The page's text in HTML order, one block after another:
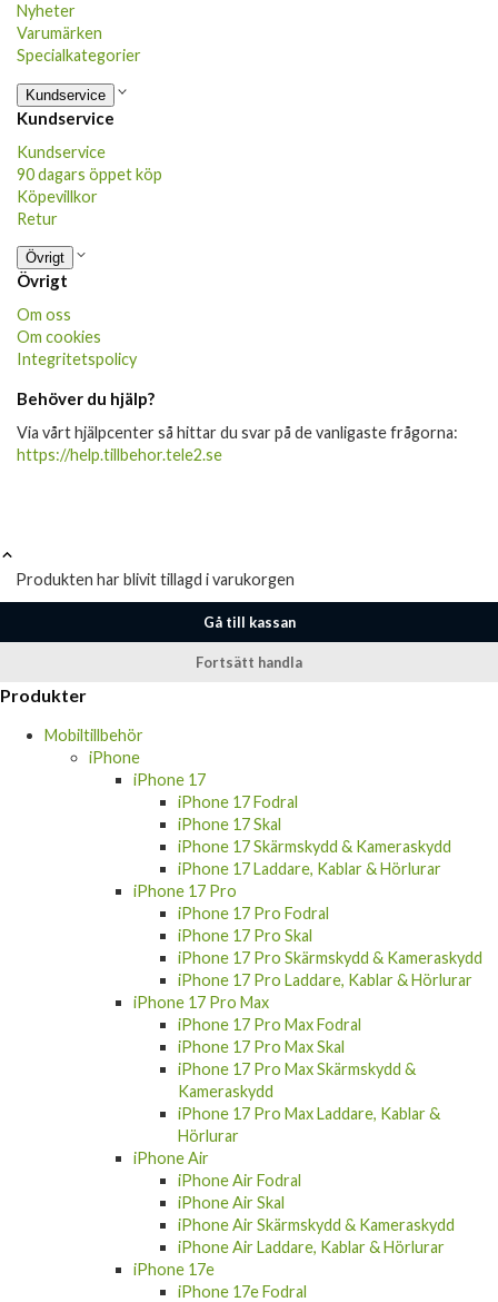
Nyheter
Varumärken
Specialkategorier
Kundservice
Kundservice
Kundservice
90 dagars öppet köp
Köpevillkor
Retur
Övrigt
Övrigt
Om oss
Om cookies
Integritetspolicy
Behöver du hjälp?
Via vårt hjälpcenter så hittar du svar på de vanligaste frågorna:
https://help.tillbehor.tele2.se
Produkten har blivit tillagd i varukorgen
Gå till kassan
Fortsätt handla
Produkter
Mobiltillbehör
iPhone
iPhone 17
iPhone 17 Fodral
iPhone 17 Skal
iPhone 17 Skärmskydd & Kameraskydd
iPhone 17 Laddare, Kablar & Hörlurar
iPhone 17 Pro
iPhone 17 Pro Fodral
iPhone 17 Pro Skal
iPhone 17 Pro Skärmskydd & Kameraskydd
iPhone 17 Pro Laddare, Kablar & Hörlurar
iPhone 17 Pro Max
iPhone 17 Pro Max Fodral
iPhone 17 Pro Max Skal
iPhone 17 Pro Max Skärmskydd &
Kameraskydd
iPhone 17 Pro Max Laddare, Kablar &
Hörlurar
iPhone Air
iPhone Air Fodral
iPhone Air Skal
iPhone Air Skärmskydd & Kameraskydd
iPhone Air Laddare, Kablar & Hörlurar
iPhone 17e
iPhone 17e Fodral